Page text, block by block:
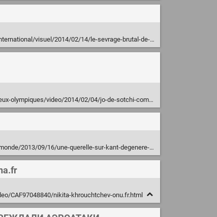
2014/02/14/le-sevrage-brutal-de-iekaterinbourg_4366004_3210.html
02/04/jo-de-sotchi-comprendre-la-situation-dans-le-caucase-en-3-minutes_4357843_1616891.html
16/une-querelle-sur-kant-degenere-en-coups-de-feu-en-russie_932326
CAF97048840/nikita-khrouchtchev-onu.fr.html